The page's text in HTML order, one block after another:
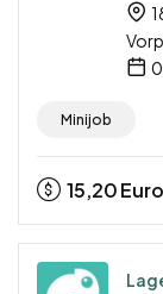
Minijob
15,20Euro